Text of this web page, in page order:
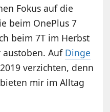
Fokus auf die
beim OnePlus 7
beim 7T im Herbst
Auf Dinge
verzichten, denn
mir im Alltag